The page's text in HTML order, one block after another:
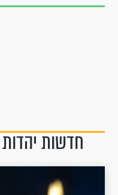
חדשות יהדות